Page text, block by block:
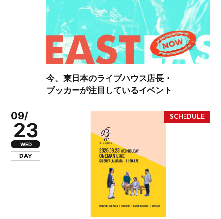
今、東日本のライブハウス店長・
ブッカーが注目しているイベント
09/
23
WED
DAY